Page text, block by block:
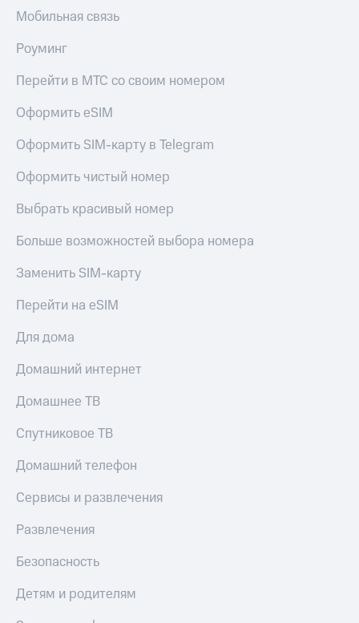
Мобильная связь
Роуминг
Перейти в МТС со своим номером
Оформить eSIM
Оформить SIM-карту в Telegram
Оформить чистый номер
Выбрать красивый номер
Больше возможностей выбора номера
Заменить SIM-карту
Перейти на eSIM
Для дома
Домашний интернет
Домашнее ТВ
Спутниковое ТВ
Домашний телефон
Сервисы и развлечения
Развлечения
Безопасность
Детям и родителям